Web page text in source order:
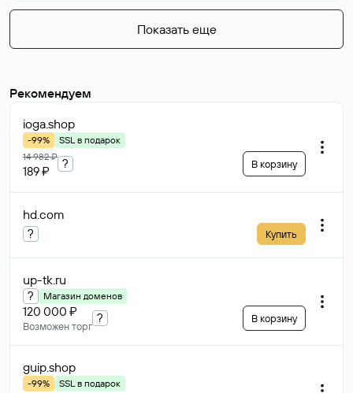
Показать еще
Рекомендуем
ioga.shop
-99%
SSL в подарок
14 982 ₽
189 ₽
? В корзину
hd.com
? Купить
up-tk.ru
? Магазин доменов
120 000 ₽
Возможен торг
? В корзину
guip.shop
-99%
SSL в подарок